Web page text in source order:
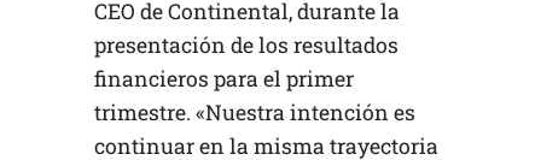
CEO de Continental, durante la
presentación de los resultados
financieros para el primer
trimestre. «Nuestra intención es
continuar en la misma trayectoria